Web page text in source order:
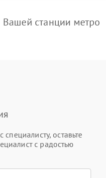
станции метро
специалисту, оставьте
с радостью